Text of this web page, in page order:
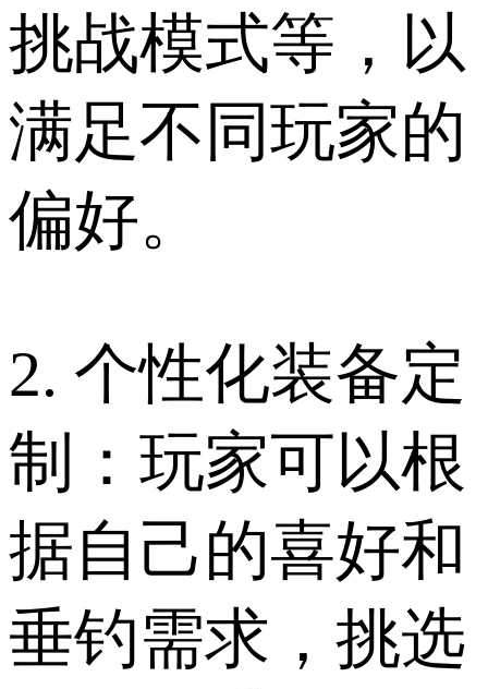
挑战模式等，以
满足不同玩家的
偏好。
2. 个性化装备定
制：玩家可以根
据自己的喜好和
垂钓需求，挑选